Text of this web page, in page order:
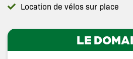
Location de vélos sur place
LE